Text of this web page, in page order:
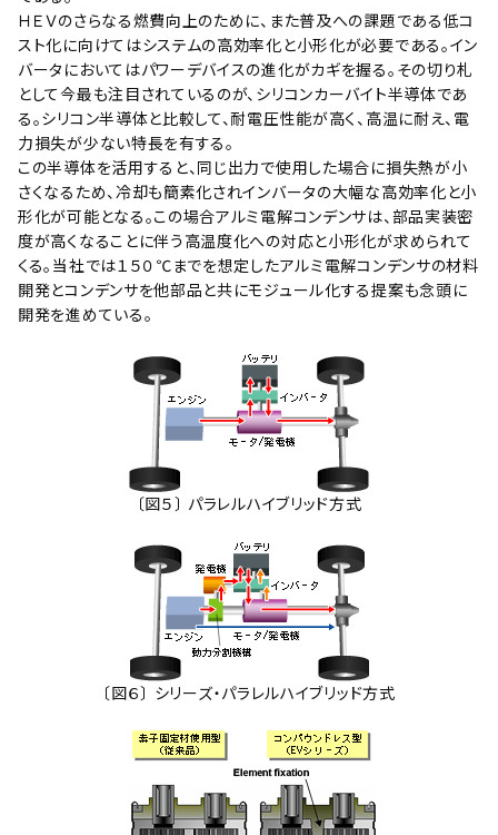
ＨＥＶのさらなる燃費向上のために、また普及への課題である低コ
スト化に向けてはシステムの高効率化と小形化が必要である。イン
バータにおいてはパワーデバイスの進化がカギを握る。その切り札
として今最も注目されているのが、シリコンカーバイト半導体であ
る。シリコン半導体と比較して、耐電圧性能が高く、高温に耐え、電
力損失が少ない特長を有する。
この半導体を活用すると、同じ出力で使用した場合に損失熱が小
さくなるため、冷却も簡素化されインバータの大幅な高効率化と小
形化が可能となる。この場合アルミ電解コンデンサは、部品実装密
度が高くなることに伴う高温度化への対応と小形化が求められて
くる。当社では１５０℃までを想定したアルミ電解コンデンサの材料
開発とコンデンサを他部品と共にモジュール化する提案も念頭に
開発を進めている。
〔図５〕 パラレルハイブリッド方式
〔図６〕 シリーズ・パラレルハイブリッド方式